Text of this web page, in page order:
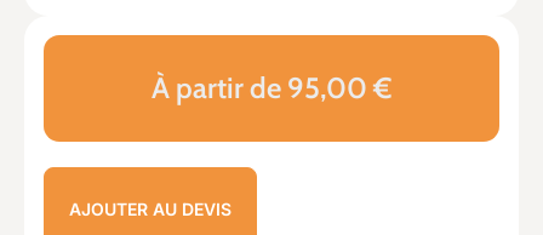
À partir de 95,00 €
AJOUTER AU DEVIS